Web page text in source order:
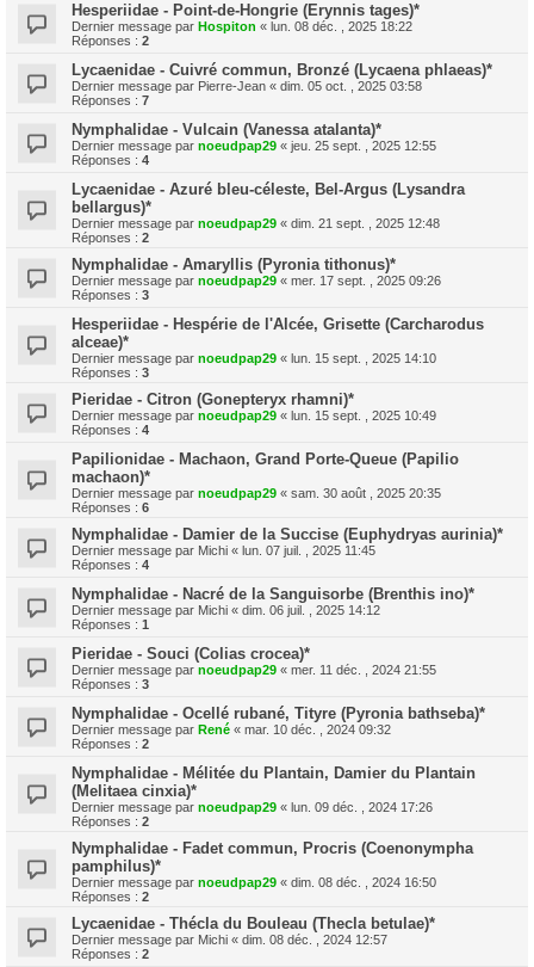
Hesperiidae - Point-de-Hongrie (Erynnis tages)*
Dernier message par Hospiton « lun. 08 déc. , 2025 18:22
Réponses : 2
Lycaenidae - Cuivré commun, Bronzé (Lycaena phlaeas)*
Dernier message par Pierre-Jean « dim. 05 oct. , 2025 03:58
Réponses : 7
Nymphalidae - Vulcain (Vanessa atalanta)*
Dernier message par noeudpap29 « jeu. 25 sept. , 2025 12:55
Réponses : 4
Lycaenidae - Azuré bleu-céleste, Bel-Argus (Lysandra
bellargus)*
Dernier message par noeudpap29 « dim. 21 sept. , 2025 12:48
Réponses : 2
Nymphalidae - Amaryllis (Pyronia tithonus)*
Dernier message par noeudpap29 « mer. 17 sept. , 2025 09:26
Réponses : 3
Hesperiidae - Hespérie de l'Alcée, Grisette (Carcharodus
alceae)*
Dernier message par noeudpap29 « lun. 15 sept. , 2025 14:10
Réponses : 3
Pieridae - Citron (Gonepteryx rhamni)*
Dernier message par noeudpap29 « lun. 15 sept. , 2025 10:49
Réponses : 4
Papilionidae - Machaon, Grand Porte-Queue (Papilio
machaon)*
Dernier message par noeudpap29 « sam. 30 août , 2025 20:35
Réponses : 6
Nymphalidae - Damier de la Succise (Euphydryas aurinia)*
Dernier message par Michi « lun. 07 juil. , 2025 11:45
Réponses : 4
Nymphalidae - Nacré de la Sanguisorbe (Brenthis ino)*
Dernier message par Michi « dim. 06 juil. , 2025 14:12
Réponses : 1
Pieridae - Souci (Colias crocea)*
Dernier message par noeudpap29 « mer. 11 déc. , 2024 21:55
Réponses : 3
Nymphalidae - Ocellé rubané, Tityre (Pyronia bathseba)*
Dernier message par René « mar. 10 déc. , 2024 09:32
Réponses : 2
Nymphalidae - Mélitée du Plantain, Damier du Plantain
(Melitaea cinxia)*
Dernier message par noeudpap29 « lun. 09 déc. , 2024 17:26
Réponses : 2
Nymphalidae - Fadet commun, Procris (Coenonympha
pamphilus)*
Dernier message par noeudpap29 « dim. 08 déc. , 2024 16:50
Réponses : 2
Lycaenidae - Thécla du Bouleau (Thecla betulae)*
Dernier message par Michi « dim. 08 déc. , 2024 12:57
Réponses : 2